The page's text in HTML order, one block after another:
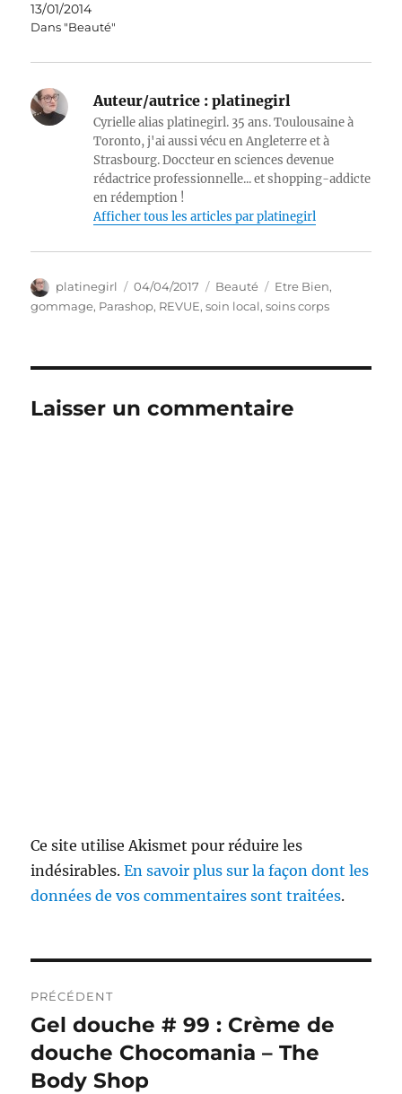
13/01/2014
Dans "Beauté"
Auteur/autrice : platinegirl
Cyrielle alias platinegirl. 35 ans. Toulousaine à
Toronto, j'ai aussi vécu en Angleterre et à
Strasbourg. Doccteur en sciences devenue
rédactrice professionnelle... et shopping-addicte
en rédemption !
Afficher tous les articles par platinegirl
Auteur
platinegirl
Publié
le
04/04/2017 Catégories
Beauté Étiquettes
Etre Bien,
gommage, Parashop, REVUE,soin local,soins corps
Laisser un commentaire
Ce site utilise Akismet pour réduire les
indésirables.En savoir plus sur la façon dont les
données de vos commentaires sont traitées.
de
l’article
PRÉCÉDENT
Publication
précédente :
Gel douche # 99 : Crème de
douche Chocomania – The
Body Shop